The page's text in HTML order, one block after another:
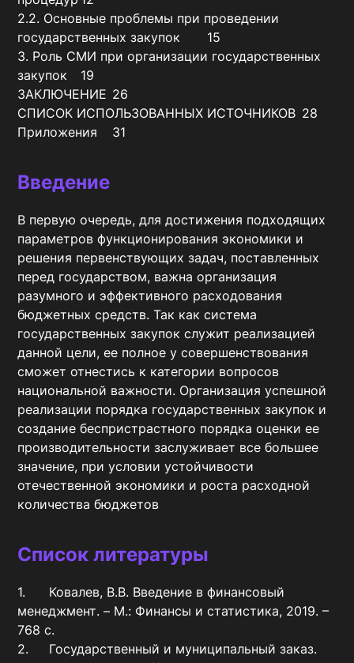
2.2. Основные проблемы при проведении
государственных закупок	15
3. Роль СМИ при организации государственных
закупок	19
ЗАКЛЮЧЕНИЕ	26
СПИСОК ИСПОЛЬЗОВАННЫХ ИСТОЧНИКОВ	28
Приложения	31
Введение
В первую очередь, для достижения подходящих
параметров функционирования экономики и
решения первенствующих задач, поставленных
перед государством, важна организация
разумного и эффективного расходования
бюджетных средств. Так как система
государственных закупок служит реализацией
данной цели, ее полное у совершенствования
сможет отнестись к категории вопросов
национальной важности. Организация успешной
реализации порядка государственных закупок и
создание беспристрастного порядка оценки ее
производительности заслуживает все большее
значение, при условии устойчивости
отечественной экономики и роста расходной
количества бюджетов
Список литературы
1.	Ковалев, В.В. Введение в финансовый
менеджмент. – М.: Финансы и статистика, 2019. –
768 с.
2.	Государственный и муниципальный заказ.